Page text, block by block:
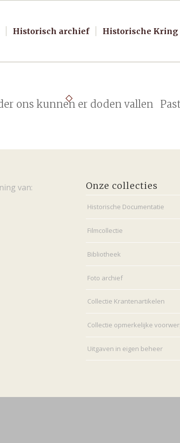
Historisch archief Historische Kring
ons kunnen er doden vallen
van:
Onze collecties
Historische Documentatie
Filmcollectie
Bibliotheek
Foto archief
Collectie Krantenartikelen
Collectie opmerkelijke
Uitgaven in eigen beheer